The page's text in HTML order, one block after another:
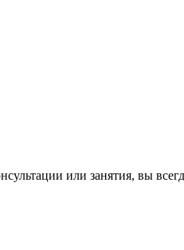
или занятия, вы